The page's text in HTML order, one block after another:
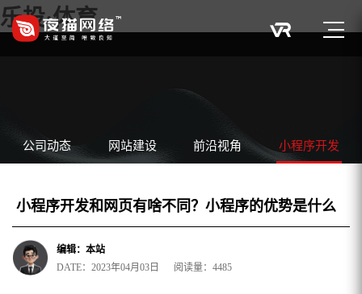
乐投·体育
公司动态 网站建设 前沿视角 小程序开发
小程序开发和网页有啥不同？小程序的优势是什么
编辑：本站
DATE：2023年04月03日 阅读量：4485